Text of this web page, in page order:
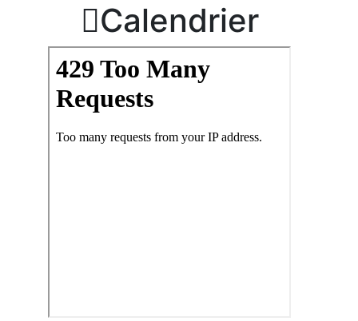
Calendrier